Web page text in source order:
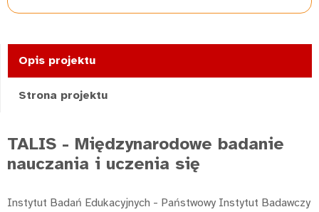
Opis projektu
Strona projektu
TALIS - Międzynarodowe badanie
nauczania i uczenia się
Instytut Badań Edukacyjnych - Państwowy Instytut Badawczy